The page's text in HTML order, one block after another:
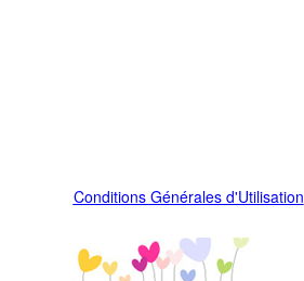
Conditions Générales d'Utilisation